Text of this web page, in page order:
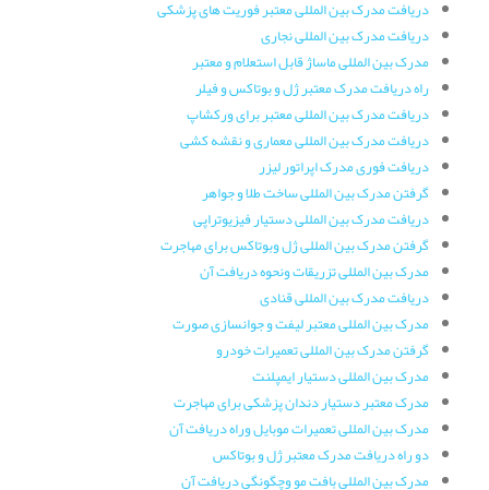
دریافت مدرک بین المللی معتبر فوریت های پزشکی
دریافت مدرک بین المللی نجاری
مدرک بین المللی ماساژ قابل استعلام و معتبر
راه دریافت مدرک معتبر ژل و بوتاکس و فیلر
دریافت مدرک بین المللی معتبر برای ورکشاپ
دریافت مدرک بین المللی معماری و نقشه کشی
دریافت فوری مدرک اپراتور لیزر
گرفتن مدرک بین المللی ساخت طلا و جواهر
دریافت مدرک بین المللی دستیار فیزیوتراپی
گرفتن مدرک بین المللی ژل وبوتاکس برای مهاجرت
مدرک بین المللی تزریقات ونحوه دریافت آن
دریافت مدرک بین المللی قنادی
مدرک بین المللی معتبر لیفت و جوانسازی صورت
گرفتن مدرک بین المللی تعمیرات خودرو
مدرک بین المللی دستیار ایمپلنت
مدرک معتبر دستیار دندان پزشکی برای مهاجرت
مدرک بین المللی تعمیرات موبایل وراه دریافت آن
دو راه دریافت مدرک معتبر ژل و بوتاکس
مدرک بین المللی بافت مو وچگونگی دریافت آن